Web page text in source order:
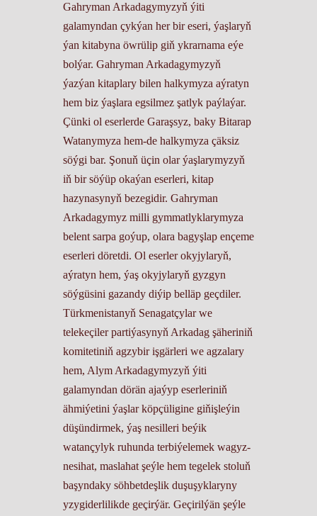
Gahryman Arkadagymyzyň ýiti
galamyndan çykýan her bir eseri, ýaşlaryň
ýan kitabyna öwrülip giň ykrarnama eýe
bolýar. Gahryman Arkadagymyzyň
ýazýan kitaplary bilen halkymyza aýratyn
hem biz ýaşlara egsilmez şatlyk paýlaýar.
Çünki ol eserlerde Garaşsyz, baky Bitarap
Watanymyza hem-de halkymyza çäksiz
söýgi bar. Şonuň üçin olar ýaşlarymyzyň
iň bir söýüp okaýan eserleri, kitap
hazynasynyň bezegidir. Gahryman
Arkadagymyz milli gymmatlyklarymyza
belent sarpa goýup, olara bagyşlap ençeme
eserleri döretdi. Ol eserler okyjylaryň,
aýratyn hem, ýaş okyjylaryň gyzgyn
söýgüsini gazandy diýip belläp geçdiler.
Türkmenistanyň Senagatçylar we
telekeçiler partiýasynyň Arkadag şäheriniň
komitetiniň agzybir işgärleri we agzalary
hem, Alym Arkadagymyzyň ýiti
galamyndan dörän ajaýyp eserleriniň
ähmiýetini ýaşlar köpçüligine giňişleýin
düşündirmek, ýaş nesilleri beýik
watançylyk ruhunda terbiýelemek wagyz-
nesihat, maslahat şeýle hem tegelek stoluň
başyndaky söhbetdeşlik duşuşyklaryny
yzygiderlilikde geçirýär. Geçirilýän şeýle